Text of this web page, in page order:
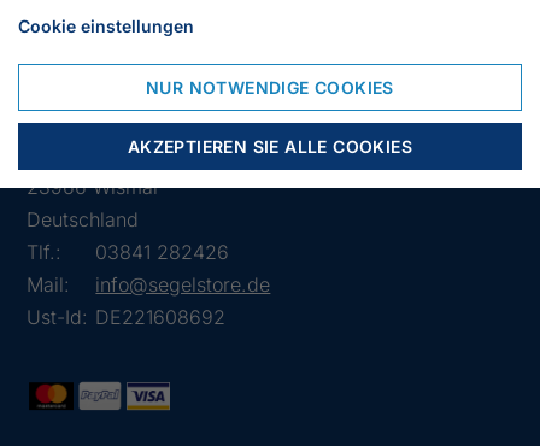
Lübsche Str. 32
23966 Wismar
Deutschland
Tlf.:
03841 282426
Mail:
info@segelstore.de
Ust-Id: DE221608692
Cookie einstellungen
NUR NOTWENDIGE COOKIES
AKZEPTIEREN SIE ALLE COOKIES